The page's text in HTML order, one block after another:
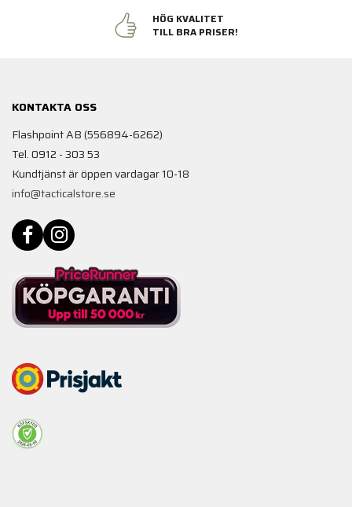
HÖG KVALITET
TILL BRA PRISER!
KONTAKTA OSS
Flashpoint AB (556894-6262)
Tel. 0912 - 303 53
Kundtjänst är öppen vardagar 10-18
info@tacticalstore.se